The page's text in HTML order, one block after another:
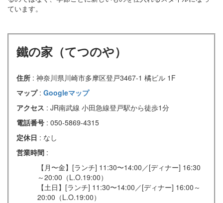
ています。
鐵の家（てつのや）
住所 : 神奈川県川崎市多摩区登戸3467-1 橘ビル 1F
マップ : Googleマップ
アクセス : JR南武線 小田急線登戸駅から徒歩1分
電話番号 : 050-5869-4315
定休日 : なし
営業時間 :
【月〜金】[ランチ] 11:30〜14:00／[ディナー] 16:30
～20:00（L.O.19:00）
【土日】[ランチ] 11:30〜14:00／[ディナー] 16:00～
20:00（L.O.19:00）